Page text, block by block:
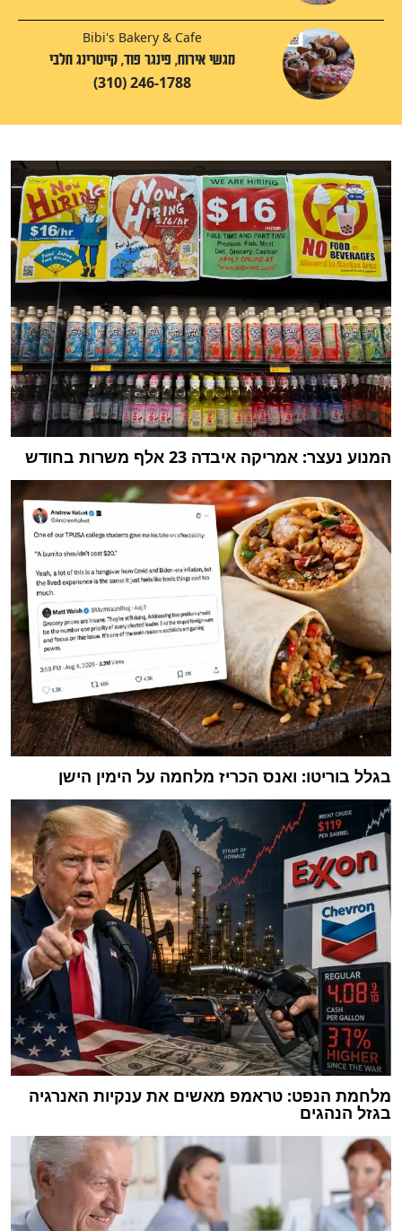
Bibi's Bakery & Cafe
מגשי אירוח, פינגר פוד, קייטרינג חלבי
(310) 246-1788
המנוע נעצר: אמריקה איבדה 23 אלף משרות בחודש
בגלל בוריטו: ואנס הכריז מלחמה על הימין הישן
מלחמת הנפט: טראמפ מאשים את ענקיות האנרגיה
בגזל הנהגים